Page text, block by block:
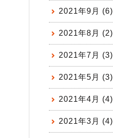
2021年9月 (6)
2021年8月 (2)
2021年7月 (3)
2021年5月 (3)
2021年4月 (4)
2021年3月 (4)